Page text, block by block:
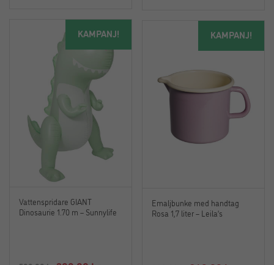
priset
619,00 kr.
priset
är:
599,00
KAMPANJ!
Vattenspridare GIANT
Dinosaurie 1.70 m – Sunnylife
KAMPANJ!
Emaljbunke med handtag
Rosa 1,7 liter – Leila’s